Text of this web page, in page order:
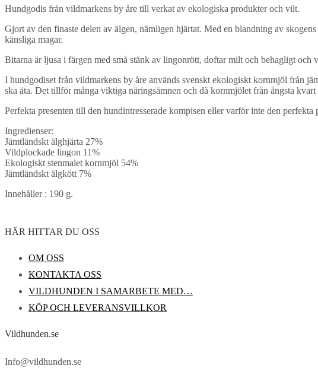
Hundgodis från vildmarkens by åre till verkat av ekologiska produkter och vilt.
Gjort av den finaste delen av älgen, nämligen hjärtat. Med en blandning av
känsliga magar.
Bitarna är ljusa i färgen med små stänk av lingonrött, doftar milt och behagligt och
I hundgodiset från vildmarkens by åre används svenskt ekologiskt kornmjöl från
ska äta. Det tillför många viktiga näringsämnen och då kornmjölet från ångsta
Perfekta presenten till den hundintresserade kompisen eller varför inte den
Ingredienser:
Jämtländskt älghjärta 27%
Vildplockade lingon 11%
Ekologiskt stenmalet kornmjöl 54%
Jämtländskt älgkött 7%
Innehåller : 190 g.
HÄR HITTAR DU OSS
OM OSS
KONTAKTA OSS
VILDHUNDEN I SAMARBETE MED…
KÖP OCH LEVERANSVILLKOR
Vildhunden.se
Info@vildhunden.se